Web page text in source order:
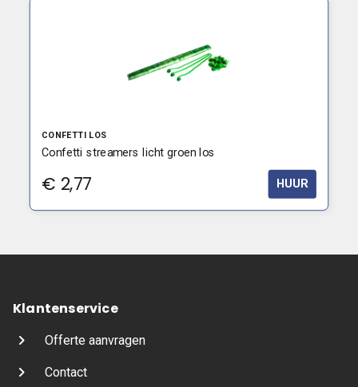
CONFETTI LOS
Confetti streamers licht groen los
€ 2,77 HUUR
Klantenservice
Offerte aanvragen
Contact